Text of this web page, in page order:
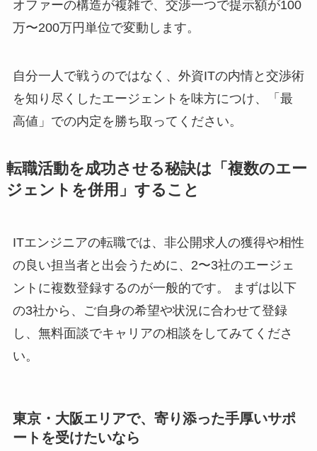
オファーの構造が複雑で、交渉一つで提示額が100
万〜200万円単位で変動します。
自分一人で戦うのではなく、外資ITの内情と交渉術
を知り尽くしたエージェントを味方につけ、「最
高値」での内定を勝ち取ってください。
転職活動を成功させる秘訣は「複数のエー
ジェントを併用」すること
ITエンジニアの転職では、非公開求人の獲得や相性
の良い担当者と出会うために、2〜3社のエージェ
ントに複数登録するのが一般的です。 まずは以下
の3社から、ご自身の希望や状況に合わせて登録
し、無料面談でキャリアの相談をしてみてくださ
い。
東京・大阪エリアで、寄り添った手厚いサポ
ートを受けたいなら